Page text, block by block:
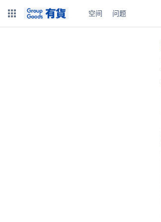
空间 问题